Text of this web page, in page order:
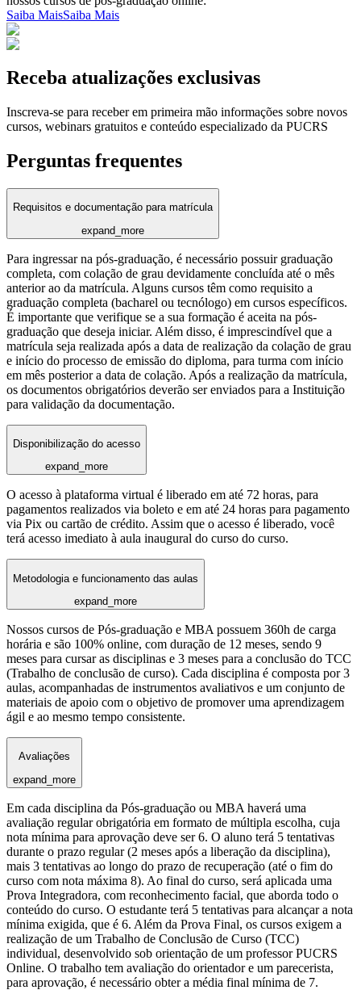
Saiba MaisSaiba Mais
Receba atualizações exclusivas
Inscreva-se para receber em primeira mão informações sobre novos
cursos, webinars gratuitos e conteúdo especializado da PUCRS
Perguntas frequentes
Requisitos e documentação para matrícula
expand_more
Para ingressar na pós-graduação, é necessário possuir graduação
completa, com colação de grau devidamente concluída até o mês
anterior ao da matrícula. Alguns cursos têm como requisito a
graduação completa (bacharel ou tecnólogo) em cursos específicos.
É importante que verifique se a sua formação é aceita na pós-
graduação que deseja iniciar. Além disso, é imprescindível que a
matrícula seja realizada após a data de realização da colação de grau
e início do processo de emissão do diploma, para turma com início
em mês posterior a data de colação. Após a realização da matrícula,
os documentos obrigatórios deverão ser enviados para a Instituição
para validação da documentação.
Disponibilização do acesso
expand_more
O acesso à plataforma virtual é liberado em até 72 horas, para
pagamentos realizados via boleto e em até 24 horas para pagamento
via Pix ou cartão de crédito. Assim que o acesso é liberado, você
terá acesso imediato à aula inaugural do curso do curso.
Metodologia e funcionamento das aulas
expand_more
Nossos cursos de Pós-graduação e MBA possuem 360h de carga
horária e são 100% online, com duração de 12 meses, sendo 9
meses para cursar as disciplinas e 3 meses para a conclusão do TCC
(Trabalho de conclusão de curso). Cada disciplina é composta por 3
aulas, acompanhadas de instrumentos avaliativos e um conjunto de
materiais de apoio com o objetivo de promover uma aprendizagem
ágil e ao mesmo tempo consistente.
Avaliações
expand_more
Em cada disciplina da Pós-graduação ou MBA haverá uma
avaliação regular obrigatória em formato de múltipla escolha, cuja
nota mínima para aprovação deve ser 6. O aluno terá 5 tentativas
durante o prazo regular (2 meses após a liberação da disciplina),
mais 3 tentativas ao longo do prazo de recuperação (até o fim do
curso com nota máxima 8). Ao final do curso, será aplicada uma
Prova Integradora, com reconhecimento facial, que aborda todo o
conteúdo do curso. O estudante terá 5 tentativas para alcançar a nota
mínima exigida, que é 6. Além da Prova Final, os cursos exigem a
realização de um Trabalho de Conclusão de Curso (TCC)
individual, desenvolvido sob orientação de um professor PUCRS
Online. O trabalho tem avaliação do orientador e um parecerista,
para aprovação, é necessário obter a média final mínima de 7.